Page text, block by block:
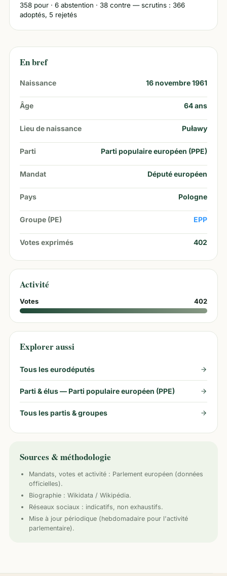
358 pour · 6 abstention · 38 contre — scrutins : 366
adoptés, 5 rejetés
En bref
Naissance 16 novembre 1961
Âge 64ans
Lieu de naissance Puławy
Parti Parti populaire européen (PPE)
Mandat Député européen
Pays Pologne
Groupe (PE) EPP
Votes exprimés 402
Activité
Votes 402
Explorer aussi
Tous les eurodéputés
Parti & élus — Parti populaire européen (PPE)
Tous les partis & groupes
Sources & méthodologie
Mandats, votes et activité : Parlement européen (données
officielles).
Biographie : Wikidata / Wikipédia.
Réseaux sociaux : indicatifs, non exhaustifs.
Mise à jour périodique (hebdomadaire pour l'activité
parlementaire).